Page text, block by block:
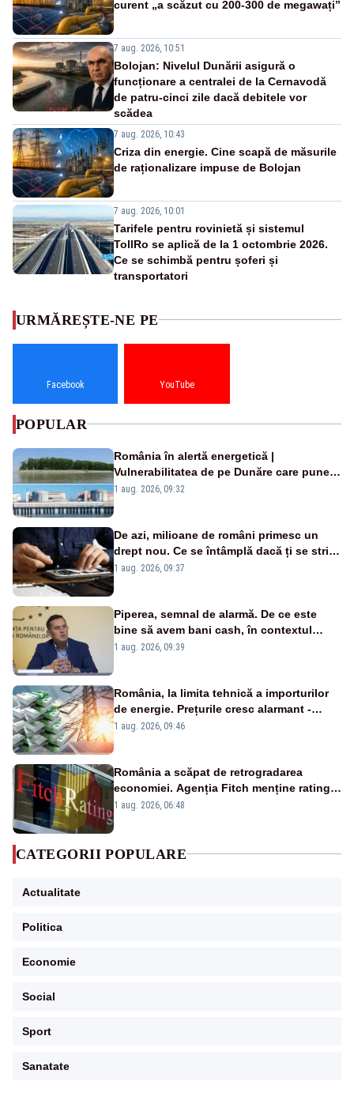
curent „a scăzut cu 200-300 de megawați”
7 aug. 2026, 10:51
Bolojan: Nivelul Dunării asigură o
funcționare a centralei de la Cernavodă
de patru-cinci zile dacă debitele vor
scădea
7 aug. 2026, 10:43
Criza din energie. Cine scapă de măsurile
de raționalizare impuse de Bolojan
7 aug. 2026, 10:01
Tarifele pentru rovinietă și sistemul
TollRo se aplică de la 1 octombrie 2026.
Ce se schimbă pentru șoferi și
transportatori
URMĂREȘTE-NE PE
Facebook YouTube
POPULAR
România în alertă energetică |
Vulnerabilitatea de pe Dunăre care pune
în pericol Centrala Cernavodă era
1 aug. 2026, 09:32
De azi, milioane de români primesc un
drept nou. Ce se întâmplă dacă ți se strică
un produs
1 aug. 2026, 09:37
Piperea, semnal de alarmă. De ce este
bine să avem bani cash, în contextul
alertei energetice?
1 aug. 2026, 09:39
România, la limita tehnică a importurilor
de energie. Prețurile cresc alarmant -
Analiză Realitatea Plus
1 aug. 2026, 09:46
România a scăpat de retrogradarea
economiei. Agenția Fitch menține ratingul
„BBB-” cu perspectivă negativă
1 aug. 2026, 06:48
CATEGORII POPULARE
Actualitate
Politica
Economie
Social
Sport
Sanatate